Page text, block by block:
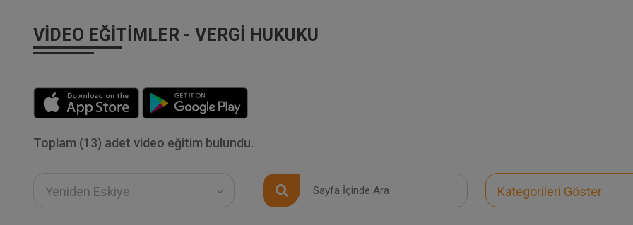
VIDEO EĞITIMLER - VERGI HUKUKU
Toplam (13) adet video eğitim bulundu.
Yeniden Eskiye Kategorileri Göster